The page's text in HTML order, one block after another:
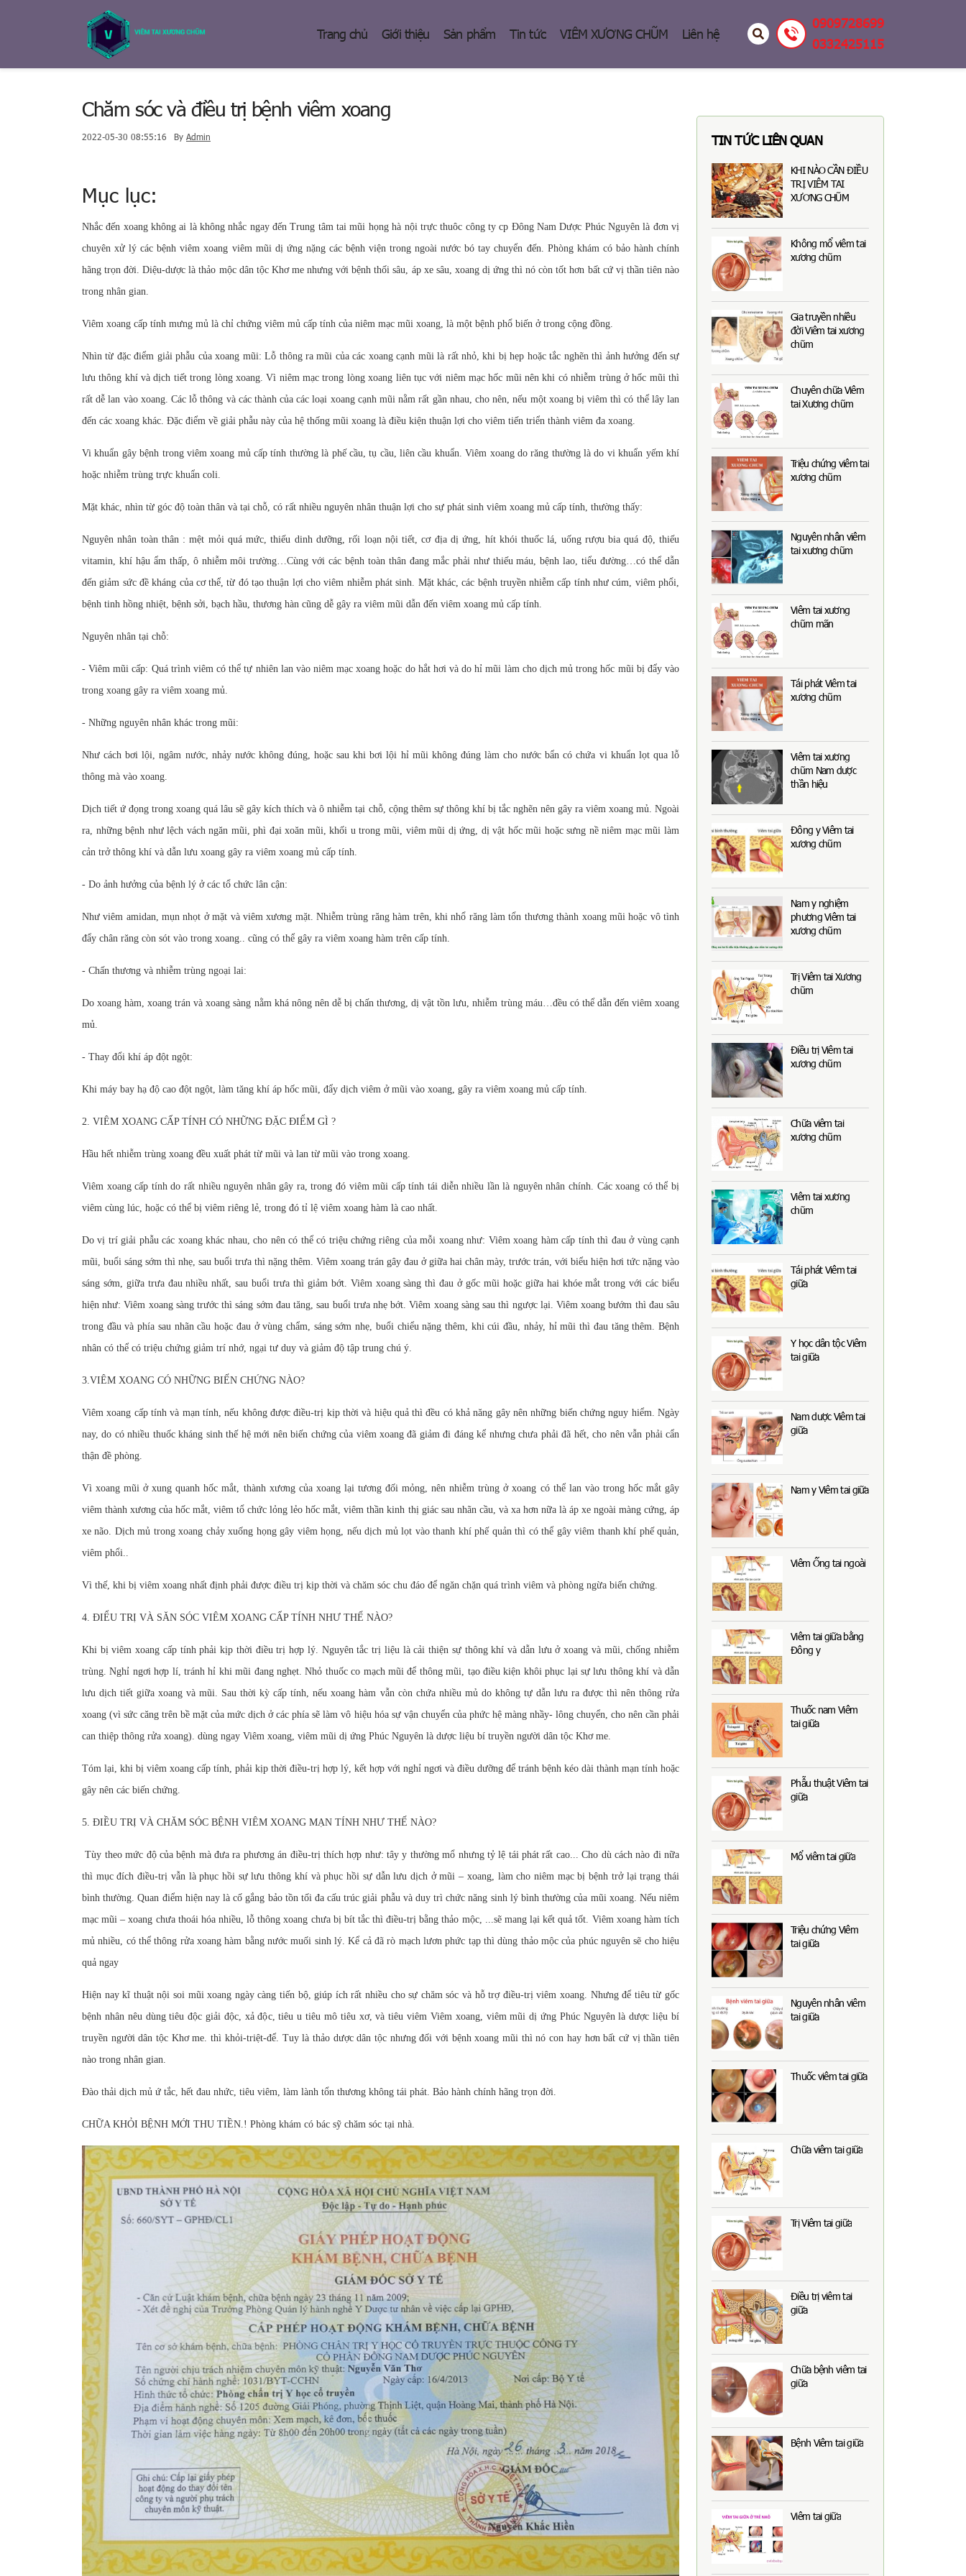
Trang chủ Giới thiệu Sản phẩm Tin tức VIÊM XƯƠNG CHŨM Liên hệ
0909728699
0332425115
Chăm sóc và điều trị bệnh viêm xoang
2022-05-30 08:55:16 By Admin
Mục lục:
Nhắc đến xoang không ai là không nhắc ngay đến Trung tâm tai mũi họng hà nội trực thuôc công ty cp Đông Nam Dược Phúc Nguyên là đơn vị
chuyên xử lý các bệnh viêm xoang viêm mũi dị ứng nặng các bệnh viện trong ngoài nước bó tay chuyển đến. Phòng khám có bảo hành chính
hãng trọn đời. Diệu-dược là thảo mộc dân tộc Khơ me nhưng với bệnh thối sâu, áp xe sâu, xoang dị ứng thì nó còn tốt hơn bất cứ vị thần tiên nào
trong nhân gian.
Viêm xoang cấp tính mưng mủ là chỉ chứng viêm mủ cấp tính của niêm mạc mũi xoang, là một bệnh phổ biến ở trong cộng đồng.
Nhìn từ đặc điểm giải phẫu của xoang mũi: Lỗ thông ra mũi của các xoang cạnh mũi là rất nhỏ, khi bị hẹp hoặc tắc nghẽn thì ảnh hưởng đến sự
lưu thông khí và dịch tiết trong lòng xoang. Vì niêm mạc trong lòng xoang liên tục với niêm mạc hốc mũi nên khi có nhiễm trùng ở hốc mũi thì
rất dễ lan vào xoang. Các lỗ thông và các thành của các loại xoang cạnh mũi nằm rất gần nhau, cho nên, nếu một xoang bị viêm thì có thể lây lan
đến các xoang khác. Đặc điểm về giải phẫu này của hệ thống mũi xoang là điều kiện thuận lợi cho viêm tiến triển thành viêm đa xoang.
Vi khuẩn gây bệnh trong viêm xoang mủ cấp tính thường là phế cầu, tụ cầu, liên cầu khuẩn. Viêm xoang do răng thường là do vi khuẩn yếm khí
hoặc nhiễm trùng trực khuẩn coli.
Mặt khác, nhìn từ góc độ toàn thân và tại chỗ, có rất nhiều nguyên nhân thuận lợi cho sự phát sinh viêm xoang mủ cấp tính, thường thấy:
Nguyên nhân toàn thân : mệt mỏi quá mức, thiếu dinh dưỡng, rối loạn nội tiết, cơ địa dị ứng, hít khói thuốc lá, uống rượu bia quá độ, thiếu
vitamin, khí hậu ẩm thấp, ô nhiễm môi trường…Cùng với các bệnh toàn thân đang mắc phải như thiếu máu, bệnh lao, tiểu đường…có thể dẫn
đến giảm sức đề kháng của cơ thể, từ đó tạo thuận lợi cho viêm nhiễm phát sinh. Mặt khác, các bệnh truyền nhiễm cấp tính như cúm, viêm phổi,
bệnh tinh hồng nhiệt, bệnh sởi, bạch hầu, thương hàn cũng dễ gây ra viêm mũi dẫn đến viêm xoang mủ cấp tính.
Nguyên nhân tại chỗ:
- Viêm mũi cấp: Quá trình viêm có thể tự nhiên lan vào niêm mạc xoang hoặc do hắt hơi và do hỉ mũi làm cho dịch mủ trong hốc mũi bị đẩy vào
trong xoang gây ra viêm xoang mủ.
- Những nguyên nhân khác trong mũi:
Như cách bơi lội, ngâm nước, nhảy nước không đúng, hoặc sau khi bơi lội hỉ mũi không đúng làm cho nước bẩn có chứa vi khuẩn lọt qua lỗ
thông mà vào xoang.
Dịch tiết ứ đọng trong xoang quá lâu sẽ gây kích thích và ô nhiễm tại chỗ, cộng thêm sự thông khí bị tắc nghẽn nên gây ra viêm xoang mủ. Ngoài
ra, những bệnh như lệch vách ngăn mũi, phì đại xoăn mũi, khối u trong mũi, viêm mũi dị ứng, dị vật hốc mũi hoặc sưng nề niêm mạc mũi làm
cản trở thông khí và dẫn lưu xoang gây ra viêm xoang mủ cấp tính.
- Do ảnh hưởng của bệnh lý ở các tổ chức lân cận:
Như viêm amidan, mụn nhọt ở mặt và viêm xương mặt. Nhiễm trùng răng hàm trên, khi nhổ răng làm tổn thương thành xoang mũi hoặc vô tình
đẩy chân răng còn sót vào trong xoang.. cũng có thể gây ra viêm xoang hàm trên cấp tính.
- Chấn thương và nhiễm trùng ngoại lai:
Do xoang hàm, xoang trán và xoang sàng nằm khá nông nên dễ bị chấn thương, dị vật tồn lưu, nhiễm trùng máu…đều có thể dẫn đến viêm xoang
mủ.
- Thay đổi khí áp đột ngột:
Khi máy bay hạ độ cao đột ngột, làm tăng khí áp hốc mũi, đẩy dịch viêm ở mũi vào xoang, gây ra viêm xoang mủ cấp tính.
2. VIÊM XOANG CẤP TÍNH CÓ NHỮNG ĐẶC ĐIỂM GÌ ?
Hầu hết nhiễm trùng xoang đều xuất phát từ mũi và lan từ mũi vào trong xoang.
Viêm xoang cấp tính do rất nhiều nguyên nhân gây ra, trong đó viêm mũi cấp tính tái diễn nhiều lần là nguyên nhân chính. Các xoang có thể bị
viêm cùng lúc, hoặc có thể bị viêm riêng lẻ, trong đó tỉ lệ viêm xoang hàm là cao nhất.
Do vị trí giải phẫu các xoang khác nhau, cho nên có thể có triệu chứng riêng của mỗi xoang như: Viêm xoang hàm cấp tính thì đau ở vùng cạnh
mũi, buổi sáng sớm thì nhẹ, sau buổi trưa thì nặng thêm. Viêm xoang trán gây đau ở giữa hai chân mày, trước trán, với biểu hiện hơi tức nặng vào
sáng sớm, giữa trưa đau nhiều nhất, sau buổi trưa thì giảm bớt. Viêm xoang sàng thì đau ở gốc mũi hoặc giữa hai khóe mắt trong với các biểu
hiện như: Viêm xoang sàng trước thì sáng sớm đau tăng, sau buổi trưa nhẹ bớt. Viêm xoang sàng sau thì ngược lại. Viêm xoang bướm thì đau sâu
trong đầu và phía sau nhãn cầu hoặc đau ở vùng chẩm, sáng sớm nhẹ, buổi chiểu nặng thêm, khi cúi đầu, nhảy, hỉ mũi thì đau tăng thêm. Bệnh
nhân có thể có triệu chứng giảm trí nhớ, ngại tư duy và giảm độ tập trung chú ý.
3.VIÊM XOANG CÓ NHỮNG BIẾN CHỨNG NÀO?
Viêm xoang cấp tính và mạn tính, nếu không được điều-trị kịp thời và hiệu quả thì đều có khả năng gây nên những biến chứng nguy hiểm. Ngày
nay, do có nhiều thuốc kháng sinh thế hệ mới nên biến chứng của viêm xoang đã giảm đi đáng kể nhưng chưa phải đã hết, cho nên vẫn phải cẩn
thận đề phòng.
Vì xoang mũi ở xung quanh hốc mắt, thành xương của xoang lại tương đối mỏng, nên nhiễm trùng ở xoang có thể lan vào trong hốc mắt gây
viêm thành xương của hốc mắt, viêm tổ chức lỏng lẻo hốc mắt, viêm thần kinh thị giác sau nhãn cầu, và xa hơn nữa là áp xe ngoài màng cứng, áp
xe não. Dịch mủ trong xoang chảy xuống họng gây viêm họng, nếu dịch mủ lọt vào thanh khí phế quản thì có thể gây viêm thanh khí phế quản,
viêm phổi..
Vì thế, khi bị viêm xoang nhất định phải được điều trị kịp thời và chăm sóc chu đáo để ngăn chặn quá trình viêm và phòng ngừa biến chứng.
4. ĐIỂU TRỊ VÀ SĂN SÓC VIÊM XOANG CẤP TÍNH NHƯ THẾ NÀO?
Khi bị viêm xoang cấp tính phải kịp thời điều trị hợp lý. Nguyên tắc trị liệu là cải thiện sự thông khí và dẫn lưu ở xoang và mũi, chống nhiễm
trùng. Nghỉ ngơi hợp lí, tránh hỉ khi mũi đang nghẹt. Nhỏ thuốc co mạch mũi để thông mũi, tạo điều kiện khôi phục lại sự lưu thông khí và dẫn
lưu dịch tiết giữa xoang và mũi. Sau thời kỳ cấp tính, nếu xoang hàm vẫn còn chứa nhiều mủ do không tự dẫn lưu ra được thì nên thông rửa
xoang (vì sức căng trên bề mặt của mức dịch ở các phía sẽ làm vô hiệu hóa sự vận chuyển của phức hệ màng nhầy- lông chuyển, cho nên cần phải
can thiệp thông rửa xoang). dùng ngay Viêm xoang, viêm mũi dị ứng Phúc Nguyên là dược liệu bí truyền người dân tộc Khơ me.
Tóm lại, khi bị viêm xoang cấp tính, phải kịp thời điều-trị hợp lý, kết hợp với nghỉ ngơi và điều dưỡng để tránh bệnh kéo dài thành mạn tính hoặc
gây nên các biến chứng.
5. ĐIỀU TRỊ VÀ CHĂM SÓC BỆNH VIÊM XOANG MẠN TÍNH NHƯ THẾ NÀO?
Tùy theo mức độ của bệnh mà đưa ra phương án điều-trị thích hợp như: tây y thường mổ nhưng tỷ lệ tái phát rất cao... Cho dù cách nào đi nữa
thì mục đích điều-trị vẫn là phục hồi sự lưu thông khí và phục hồi sự dẫn lưu dịch ở mũi – xoang, làm cho niêm mạc bị bệnh trở lại trạng thái
bình thường. Quan điểm hiện nay là cố gắng bảo tồn tối đa cấu trúc giải phẫu và duy trì chức năng sinh lý bình thường của mũi xoang. Nếu niêm
mạc mũi – xoang chưa thoái hóa nhiều, lỗ thông xoang chưa bị bít tắc thì điều-trị bằng thảo mộc, ...sẽ mang lại kết quả tốt. Viêm xoang hàm tích
mủ nhiều, có thể thông rửa xoang hàm bằng nước muối sinh lý. Kể cả đã rò mạch lươn phức tạp thì dùng thảo mộc của phúc nguyên sẽ cho hiệu
quả ngay
Hiện nay kĩ thuật nội soi mũi xoang ngày càng tiến bộ, giúp ích rất nhiều cho sự chăm sóc và hỗ trợ điều-trị viêm xoang. Nhưng để tiêu từ gốc
bệnh nhân nêu dùng tiêu độc giải độc, xả độc, tiêu u tiêu mô tiêu xơ, và tiêu viêm Viêm xoang, viêm mũi dị ứng Phúc Nguyên là dược liệu bí
truyền người dân tộc Khơ me. thì khỏi-triệt-để. Tuy là thảo dược dân tộc nhưng đối với bệnh xoang mũi thì nó con hay hơn bất cứ vị thần tiên
nào trong nhân gian.
Đào thải dịch mủ ứ tắc, hết đau nhức, tiêu viêm, làm lành tổn thương không tái phát. Bảo hành chính hãng trọn đời.
CHỮA KHỎI BỆNH MỚI THU TIỀN.! Phòng khám có bác sỹ chăm sóc tại nhà.
TIN TỨC LIÊN QUAN
KHI NÀO CẦN ĐIỀU
TRỊ VIÊM TAI
XƯƠNG CHŨM
Không mổ viêm tai
xương chũm
Gia truyền nhiều
đời Viêm tai xương
chũm
Chuyên chữa Viêm
tai Xương chũm
Triệu chứng viêm tai
xương chũm
Nguyên nhân viêm
tai xương chũm
Viêm tai xương
chũm mãn
Tái phát Viêm tai
xương chũm
Viêm tai xương
chũm Nam dược
thần hiệu
Đông y Viêm tai
xương chũm
Nam y nghiệm
phương Viêm tai
xương chũm
Trị Viêm tai Xương
chũm
Điều trị Viêm tai
xương chũm
Chữa viêm tai
xương chũm
Viêm tai xương
chũm
Tái phát Viêm tai
giữa
Y học dân tộc Viêm
tai giữa
Nam dược Viêm tai
giữa
Nam y Viêm tai giữa
Viêm Ống tai ngoài
Viêm tai giữa bằng
Đông y
Thuốc nam Viêm
tai giữa
Phẫu thuật Viêm tai
giữa
Mổ viêm tai giữa
Triệu chứng Viêm
tai giữa
Nguyên nhân viêm
tai giữa
Thuốc viêm tai giữa
Chữa viêm tai giữa
Trị Viêm tai giữa
Điều trị viêm tai
giữa
Chữa bệnh viêm tai
giữa
Bệnh Viêm tai giữa
Viêm tai giữa